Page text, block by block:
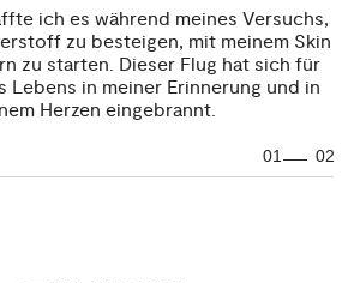
ich es während meines Versuchs,
zu besteigen, mit meinem Skin
zu starten. Dieser Flug hat sich für
Lebens in meiner Erinnerung und in
Herzen eingebrannt.
01 02